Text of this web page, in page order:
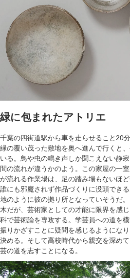
緑に包まれたアトリエ
千葉の四街道駅から車を走らせること20
緑の覆い茂った敷地を奥へ進んで行くと
いる。鳥や虫の鳴き声しか聞こえない静
間の流れが違うかのよう。この家屋の一
が流れる作業場は、足の踏み場もないほ
誰にも邪魔されず作品づくりに没頭でき
地のように彼の拠り所となっていそうだ
木だが、芸術家としての才能に限界を感
科で芸術論を専攻する。学芸員への道を
振りかざすことに疑問を感じるようにな
決める。そして高校時代から親交を深め
芸の道を志すことになる。